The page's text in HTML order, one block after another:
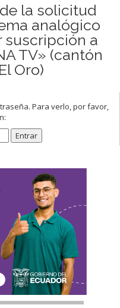
la solicitud
analógico
suscripción a
TV» (cantón
Oro)
Para verlo, por favor,